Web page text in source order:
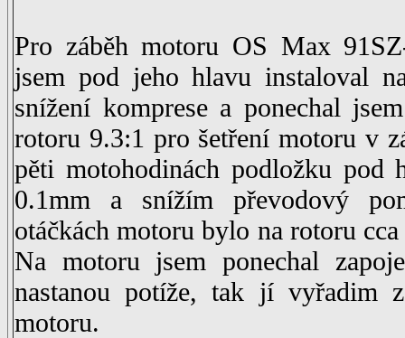
Pro záběh motoru OS Max
jsem pod jeho hlavu instaloval
snížení komprese a ponechal
rotoru 9.3:1 pro šetření motoru v
pěti motohodinách podložku pod
0.1mm a snížím převodový
otáčkách motoru bylo na rotoru
Na motoru jsem ponechal
nastanou potíže, tak jí vyřadim
motoru.